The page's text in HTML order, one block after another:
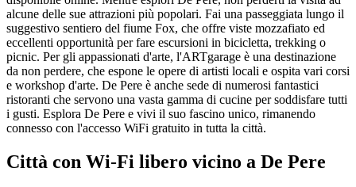
alcune delle sue attrazioni più popolari. Fai una passeggiata lungo il
suggestivo sentiero del fiume Fox, che offre viste mozzafiato ed
eccellenti opportunità per fare escursioni in bicicletta, trekking o
picnic. Per gli appassionati d'arte, l'ARTgarage è una destinazione
da non perdere, che espone le opere di artisti locali e ospita vari corsi
e workshop d'arte. De Pere è anche sede di numerosi fantastici
ristoranti che servono una vasta gamma di cucine per soddisfare tutti
i gusti. Esplora De Pere e vivi il suo fascino unico, rimanendo
connesso con l'accesso WiFi gratuito in tutta la città.
Città con Wi-Fi libero vicino a De Pere